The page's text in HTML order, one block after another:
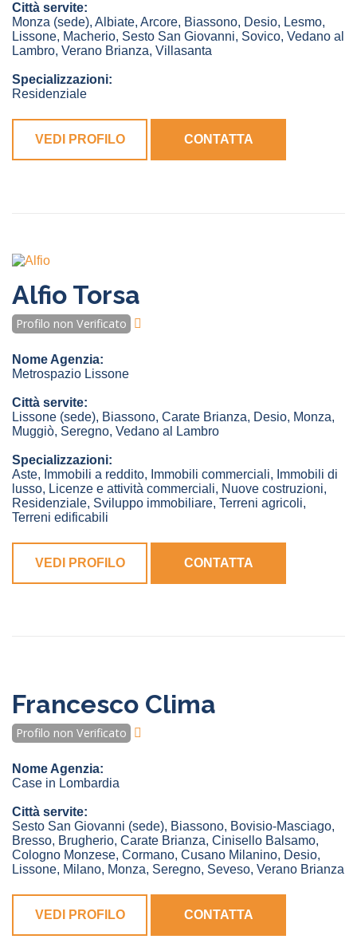
Città servite:
Monza (sede), Albiate, Arcore, Biassono, Desio, Lesmo,
Lissone, Macherio, Sesto San Giovanni, Sovico, Vedano al
Lambro, Verano Brianza, Villasanta
Specializzazioni:
Residenziale
VEDI PROFILO CONTATTA
Alfio Torsa
Profilo non Verificato
Nome Agenzia:
Metrospazio Lissone
Città servite:
Lissone (sede), Biassono, Carate Brianza, Desio, Monza,
Muggiò, Seregno, Vedano al Lambro
Specializzazioni:
Aste, Immobili a reddito, Immobili commerciali, Immobili di
lusso, Licenze e attività commerciali, Nuove costruzioni,
Residenziale, Sviluppo immobiliare, Terreni agricoli,
Terreni edificabili
VEDI PROFILO CONTATTA
Francesco Clima
Profilo non Verificato
Nome Agenzia:
Case in Lombardia
Città servite:
Sesto San Giovanni (sede), Biassono, Bovisio-Masciago,
Bresso, Brugherio, Carate Brianza, Cinisello Balsamo,
Cologno Monzese, Cormano, Cusano Milanino, Desio,
Lissone, Milano, Monza, Seregno, Seveso, Verano Brianza
VEDI PROFILO CONTATTA